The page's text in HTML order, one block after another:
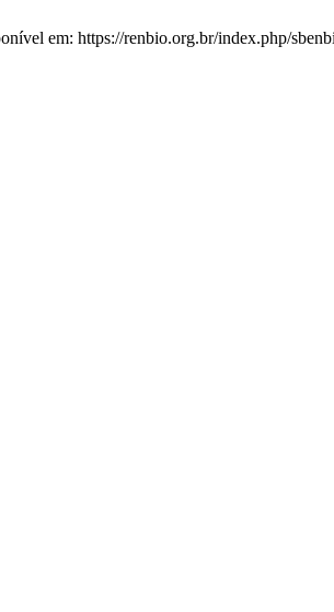
em: https://renbio.org.br/index.php/